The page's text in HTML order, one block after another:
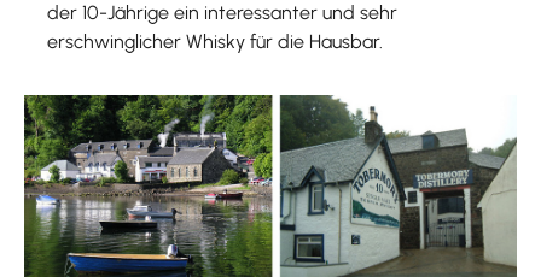
der 10-Jährige ein interessanter und sehr
erschwinglicher Whisky für die Hausbar.